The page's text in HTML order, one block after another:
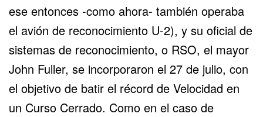
ese entonces -como ahora- también operaba
el avión de reconocimiento U-2), y su oficial de
sistemas de reconocimiento, o RSO, el mayor
John Fuller, se incorporaron el 27 de julio, con
el objetivo de batir el récord de Velocidad en
un Curso Cerrado. Como en el caso de